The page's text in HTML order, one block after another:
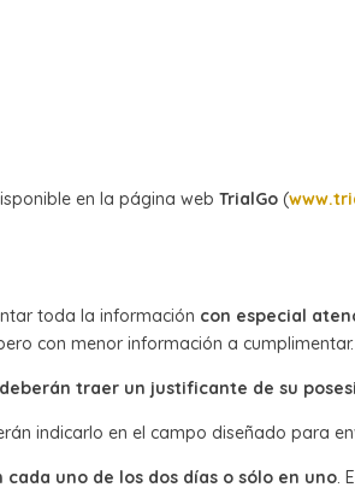
en la página webTrialGo (
toda la información con especial
con menor información a cumplimentar.
traer un justificante de su
indicarlo en el campo diseñado para
uno de los dos días o sólo en uno.